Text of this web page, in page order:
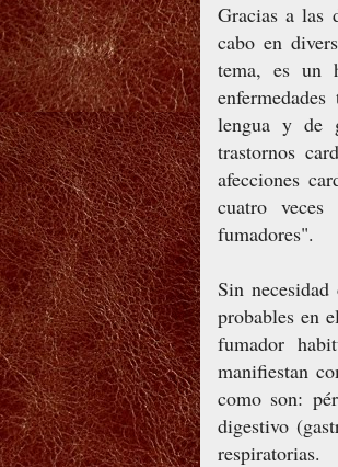
Gracias a las
cabo en
tema, es un
lengua y de
trastornos
afecciones
cuatro
fumadores".
Sin
probables en
fumador
manifiestan
como son:
digestivo
respiratorias.